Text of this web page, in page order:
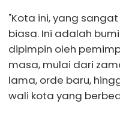
"Kota ini, yang
biasa. Ini adalah
dipimpin oleh
masa, mulai dari
lama, orde baru,
wali kota yang